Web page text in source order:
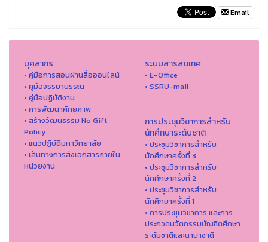
Email
บุคลากร
• คู่มือการสอนผ่านสื่อออนไลน์
• คูมือจรรยาบรรณ
• คู่มือปฏิบัติงาน
• การพัฒนาศักยภาพ
• สร้างวัฒนธรรม No Gift
Policy
• แนวปฏิบัติมหาวิทยาลัย
• เส้นทางการส่งเอกสารภายใน
หน่วยงาน
ระบบสารสนเทศ
• E-Office
• SSRU-mail
การประชุมวิชาการสำหรับ
นักศึกษาระดับชาติ
• ประชุมวิชาการสำหรับ
นักศึกษาครั้งที่ 3
• ประชุมวิชาการสำหรับ
นักศึกษาครั้งที่ 2
• ประชุมวิชาการสำหรับ
นักศึกษาครั้งที่ 1
• การประชุมวิชาการ และการ
ประกวดนวัตกรรมบัณฑิตศึกษา
ระดับชาติและนานาชาติ